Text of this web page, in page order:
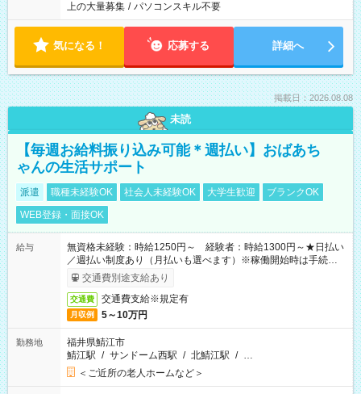
上の大量募集 / パソコンスキル不要
気になる！ 応募する 詳細へ
掲載日：2026.08.08
未読
【毎週お給料振り込み可能＊週払い】おばあち
ゃんの生活サポート
派遣 職種未経験OK 社会人未経験OK 大学生歓迎
ブランクOK
WEB登録・面接OK
給与
無資格未経験：時給1250円～ 経験者：時給1300円～★日払い
／週払い制度あり（月払いも選べます）※稼働開始時は手続き完
了次第のお支払いとなります。
交通費別途支給あり
交通費 交通費支給※規定有
月収例 5～10万円
勤務地
福井県鯖江市
鯖江駅 / サンドーム西駅 / 北鯖江駅 / …
＜ご近所の老人ホームなど＞